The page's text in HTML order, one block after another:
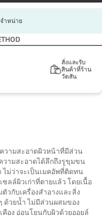
ำหน่าย
สั่งและรับ
สินค้าที่ร้าน
วัตสัน
ความสะอาดผิวหน้าที่มีส่วน
ามสะอาดได้ลึกถึงรูขุมขน
ไม่ว่าจะเป็นเมคอัพที่ติดทน
ลล์ผิวเก่าที่ตายแล้ว โดยเนื้อ
วกับเครื่องสำอางและสิ่ง
ด้วยน้ำ ไม่มีส่วนผสมของ
คือง อ่อนโยนกับผิวด้วยออยล์